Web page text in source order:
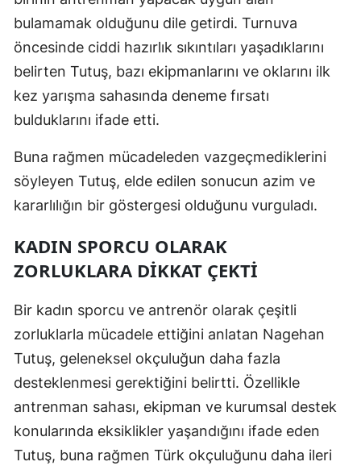
bulamamak olduğunu dile getirdi. Turnuva
öncesinde ciddi hazırlık sıkıntıları yaşadıklarını
belirten Tutuş, bazı ekipmanlarını ve oklarını ilk
kez yarışma sahasında deneme fırsatı
bulduklarını ifade etti.
Buna rağmen mücadeleden vazgeçmediklerini
söyleyen Tutuş, elde edilen sonucun azim ve
kararlılığın bir göstergesi olduğunu vurguladı.
KADIN SPORCU OLARAK
ZORLUKLARA DIKKAT ÇEKTI
Bir kadın sporcu ve antrenör olarak çeşitli
zorluklarla mücadele ettiğini anlatan Nagehan
Tutuş, geleneksel okçuluğun daha fazla
desteklenmesi gerektiğini belirtti. Özellikle
antrenman sahası, ekipman ve kurumsal destek
konularında eksiklikler yaşandığını ifade eden
Tutuş, buna rağmen Türk okçuluğunu daha ileri